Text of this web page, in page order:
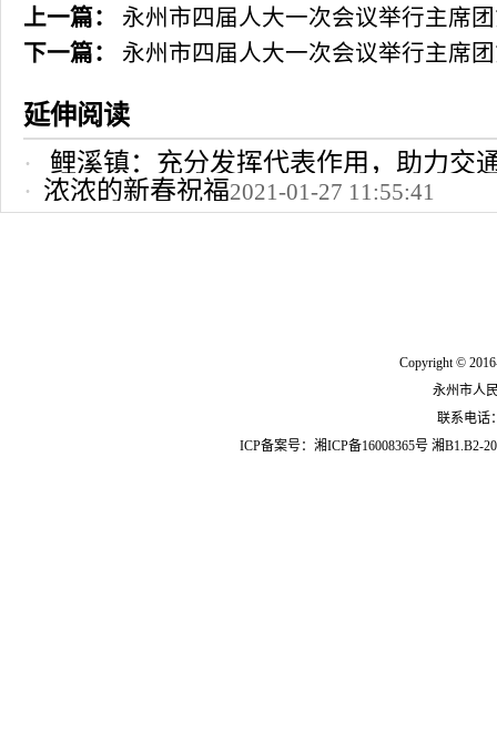
上一篇：
永州市四届人大一次会议举行主席
下一篇：
永州市四届人大一次会议举行主席
延伸阅读
鲤溪镇：充分发挥代表作用，助力交
2022-10-24 12:09:37
浓浓的新春祝福2021-01-27 11:55:41
Copyright ©
永州市人
联系电话
ICP备案号： 湘ICP备16008365号 湘B1.B2-